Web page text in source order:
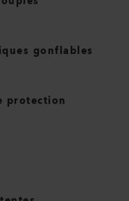
gonflables
protection